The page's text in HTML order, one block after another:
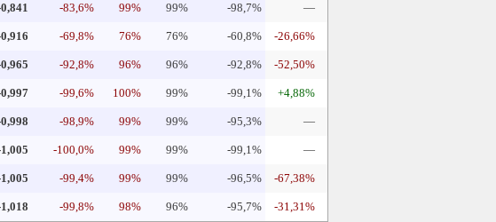
-83,6% 99% 99% -98,7%
—
-69,8% 76% 76% -60,8%
-26,66%
-92,8% 96% 96% -92,8%
-52,50%
-99,6% 100% 99% -99,1%
+4,88%
-98,9% 99% 99% -95,3%
—
-100,0% 99% 99% -99,1%
—
-99,4% 99% 99% -96,5%
-67,38%
-99,8% 98% 96% -95,7% -31,31%